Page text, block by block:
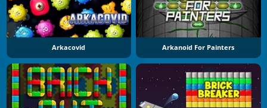
Arkacovid Arkanoid For Painters